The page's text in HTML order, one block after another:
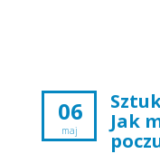
06
maj
Jak